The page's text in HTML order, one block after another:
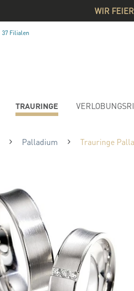
WIR
37 Filialen
TRAURINGE
Palladium Trauringe